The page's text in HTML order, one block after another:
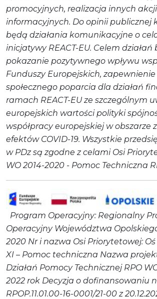
promocyjnych, realizacja innych akcji
informacyjnych. Do opinii publicznej
będą działania komunikacyjne o
inicjatywy REACT-EU. Celem
pokazanie pozytywnego wpływu
Funduszy Europejskich,
społecznego poparcia dla działań
ramach REACT-EU ze szczególnym
europejskich wartości polityki
współpracy europejskiej w obszarze
efektów COVID-19. Wszystkie
w PDz są zgodne z celami Osi
WO 2014-2020 - Pomoc Techniczna
Program Operacyjny: Regionalny
Operacyjny Województwa
2020 Nr i nazwa Osi Priorytetowej:
XI – Pomoc techniczna Nazwa
Działań Pomocy Technicznej RPO
2022 rok Decyzja o dofinansowaniu
RPOP.11.01.00-16-0001/21-00 z